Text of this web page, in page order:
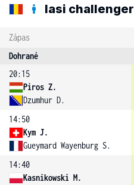
Iasi challenger
Zápas
Dohrané
20:15
Piros Z.
Dzumhur D.
14:50
Kym J.
Gueymard Wayenburg S.
14:40
Kasnikowski M.